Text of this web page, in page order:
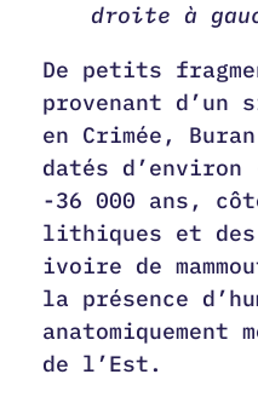
droite à
De petits
provenant d’un
en Crimée,
datés d’environ
-36 000 ans,
lithiques et des
ivoire de
la présence
anatomiquement
de l’Est.